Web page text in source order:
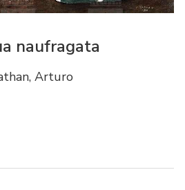
naufragata
Arturo